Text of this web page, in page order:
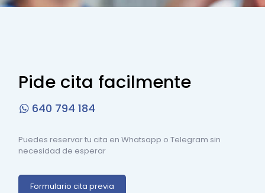
Pide cita facilmente
640 794 184
Puedes reservar tu cita en Whatsapp o Telegram sin
necesidad de esperar
Formulario cita previa